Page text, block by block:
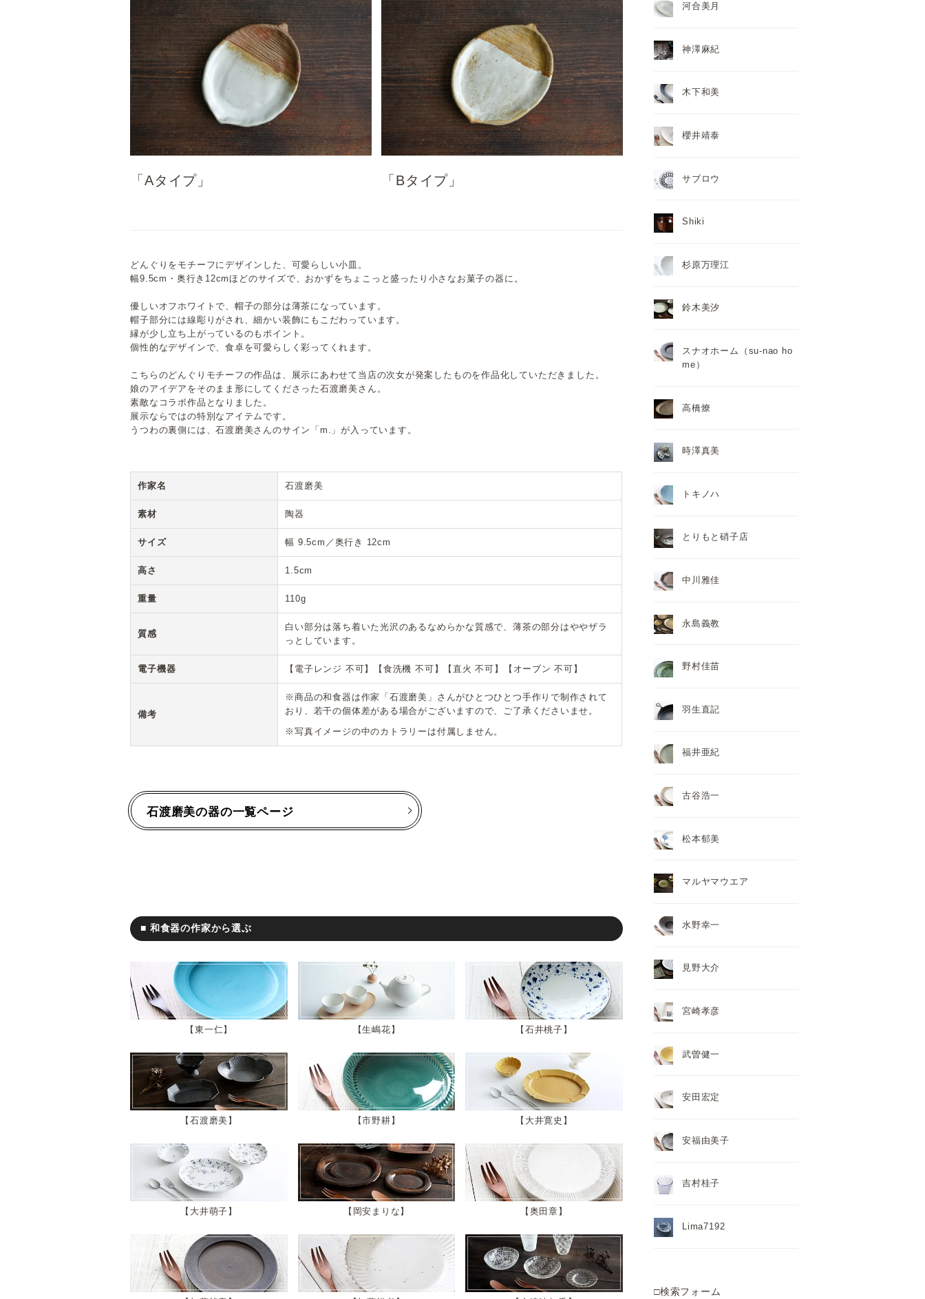
「Aタイプ」 「Bタイプ」
どんぐりをモチーフにデザインした、可愛らしい小皿。
幅9.5cm・奥行き12cmほどのサイズで、おかずをちょこっと盛ったり小さなお菓子の器に。
優しいオフホワイトで、帽子の部分は薄茶になっています。
帽子部分には線彫りがされ、細かい装飾にもこだわっています。
縁が少し立ち上がっているのもポイント。
個性的なデザインで、食卓を可愛らしく彩ってくれます。
こちらのどんぐりモチーフの作品は、展示にあわせて当店の次女が発案したものを作品化していただきました。
娘のアイデアをそのまま形にしてくださった石渡磨美さん。
素敵なコラボ作品となりました。
展示ならではの特別なアイテムです。
うつわの裏側には、石渡磨美さんのサイン「m.」が入っています。
作家名 石渡磨美
素材 陶器
サイズ 幅 9.5cm／奥行き 12cm
高さ 1.5cm
重量 110g
質感
白い部分は落ち着いた光沢のあるなめらかな質感で、薄茶の部分はややザラ
っとしています。
電子機器 【電子レンジ 不可】【食洗機 不可】【直火 不可】【オーブン 不可】
備考
※商品の和食器は作家「石渡磨美」さんがひとつひとつ手作りで制作されて
おり、若干の個体差がある場合がございますので、ご了承くださいませ。
※写真イメージの中のカトラリーは付属しません。
石渡磨美の器の一覧ページ
■ 和食器の作家から選ぶ
東一仁 生嶋花 石井桃子
石渡磨美 市野耕 大井寛史
大井萌子 岡安まりな 奥田章
河合美月
神澤麻紀
木下和美
櫻井靖泰
サブロウ
Shiki
杉原万理江
鈴木美汐
スナオホーム（su-nao ho
me）
高橋燎
時澤真美
トキノハ
とりもと硝子店
中川雅佳
永島義教
野村佳苗
羽生直記
福井亜紀
古谷浩一
松本郁美
マルヤマウエア
水野幸一
見野大介
宮崎孝彦
武曽健一
安田宏定
安福由美子
吉村桂子
Lima7192
□検索フォーム